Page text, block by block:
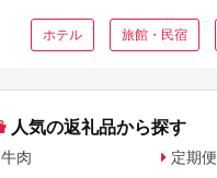
ホテル 旅館・民宿
人気の返礼品から探す
牛肉
定期便